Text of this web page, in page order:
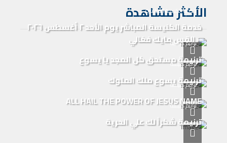
الأكثر مشاهدة
خدمة الكنيسة المباشرة
خدمة الكنيسة المباشر يوم الأحد ٢ أغسطس ٢٠٢٦
– القس مايك فغالي
ترانيم كنيسة
ترنيمة مستحق كل المجد يا يسوع
ترانيم كنيسة
ترنيمة يسوع ملك الملوك
ترانيم كنيسة
ALL HAIL THE POWER OF JESUS NAME
ترانيم كنيسة
ترنيمة شكراً لك علي الحرية